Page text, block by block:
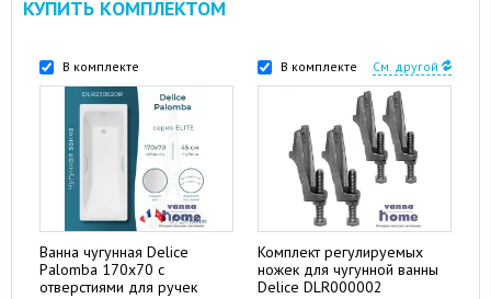
КУПИТЬ КОМПЛЕКТОМ
В комплекте
Ванна чугунная Delice
Palomba 170x70 с
отверстиями для ручек
В комплекте См. другой
Комплект регулируемых
ножек для чугунной ванны
Delice DLR000002